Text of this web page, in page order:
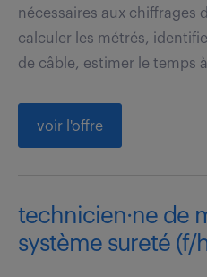
nécessaires aux chiffrages
calculer les métrés,
de câble, estimer le temps
voir l'offre
technicien·ne de
système sureté (f/